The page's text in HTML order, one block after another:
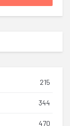
215
344
470